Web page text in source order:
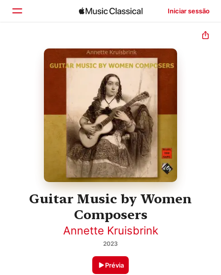
Iniciar sessão
Início
Explorar
Guitar Music by Women
Composers
Annette Kruisbrink
2023
Prévia